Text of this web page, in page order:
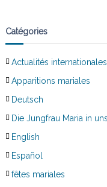
Catégories
Actualités internationales
Apparitions mariales
Deutsch
Die Jungfrau Maria in
English
Español
fêtes mariales